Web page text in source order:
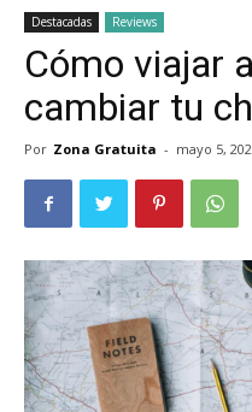
Destacadas Reviews
Cómo viajar
cambiar tu
Por Zona Gratuita - mayo 5,